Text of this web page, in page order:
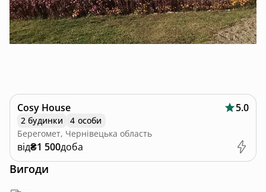
Cosy House 5.0
2 будинки
4 особи
Берегомет, Чернівецька область
від₴1 500доба
Вигоди